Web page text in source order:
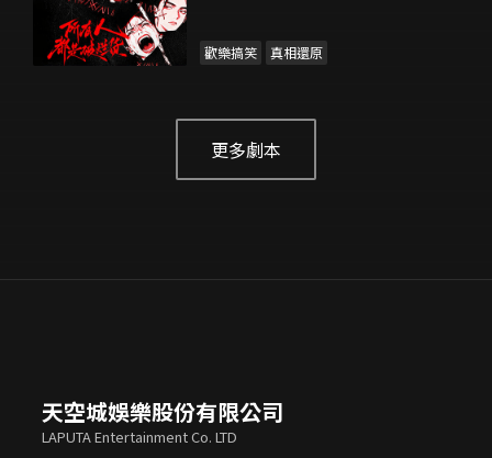
歡樂搞笑 真相還原
更多劇本
天空城娛樂股份有限公司
LAPUTA Entertainment Co. LTD